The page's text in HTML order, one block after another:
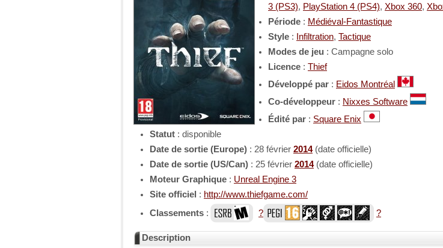
3 (PS3), PlayStation 4 (PS4), Xbox 360,
Période : Médiéval-Fantastique
Style : Infiltration, Tactique
Modes de jeu : Campagne solo
Licence : Thief
Développé par : Eidos Montréal
Co-développeur : Nixxes Software
Édité par : Square Enix
Statut : disponible
Date de sortie (Europe) : 28 février 2014(date officielle)
Date de sortie (US/Can) : 25 février 2014(date officielle)
Moteur Graphique : Unreal Engine 3
Site officiel : http://www.thiefgame.com/
Classements : ? ?
Description